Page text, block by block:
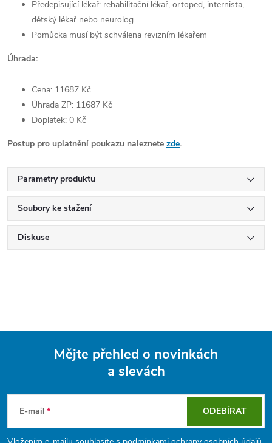
Předepisující lékař: rehabilitační lékař, ortoped, internista,
dětský lékař nebo neurolog
Pomůcka musí být schválena revizním lékařem
Úhrada:
Cena: 11687 Kč
Úhrada ZP: 11687 Kč
Doplatek: 0 Kč
Postup pro uplatnění poukazu naleznete zde.
Parametry produktu
Soubory ke stažení
Diskuse
Mějte přehled o novinkách
a slevách
E-mail ODEBÍRAT